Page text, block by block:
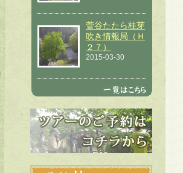
菅谷たたら桂芽
吹き情報局（Ｈ
２７）
2015-03-30